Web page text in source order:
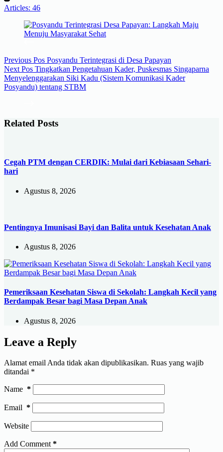
Articles: 46
Previous Pos Posyandu Terintegrasi di Desa Papayan
Next Pos Tingkatkan Pengetahuan Kader, Puskesmas Singaparna
Menyelenggarakan Siki Kadu (Sistem Komunikasi Kader
Posyandu) tentang STBM
Related Posts
Cegah PTM dengan CERDIK: Mulai dari Kebiasaan Sehari-
hari
Agustus 8, 2026
Pentingnya Imunisasi Bayi dan Balita untuk Kesehatan Anak
Agustus 8, 2026
Pemeriksaan Kesehatan Siswa di Sekolah: Langkah Kecil yang
Berdampak Besar bagi Masa Depan Anak
Agustus 8, 2026
Leave a Reply
Alamat email Anda tidak akan dipublikasikan. Ruas yang wajib
ditandai *
Name *
Email *
Website
Add Comment*